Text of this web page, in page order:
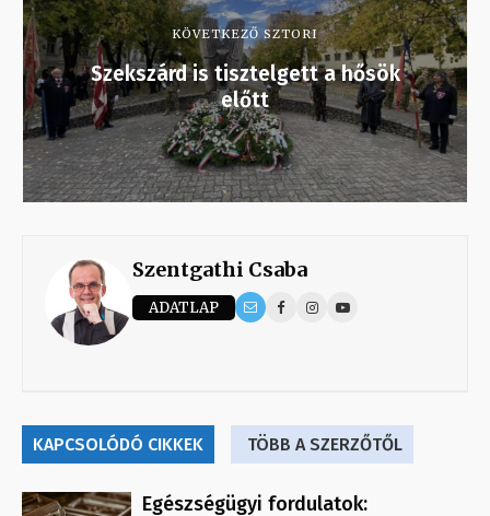
KÖVETKEZŐ SZTORI
Szekszárd is tisztelgett a hősök
előtt
Szentgathi Csaba
ADATLAP
KAPCSOLÓDÓ CIKKEK TÖBB A SZERZŐTŐL
Egészségügyi fordulatok: